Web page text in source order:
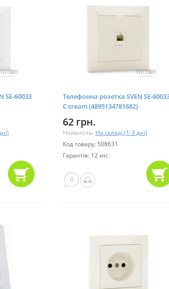
SE-60033
Телефонна розетка SVEN SE-
C cream (4895134781682)
62 грн.
Наявність: На складі (1-3 дні)
Код товару: 508631
Гарантія: 12 міс.
0